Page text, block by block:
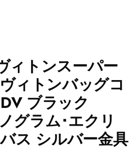
ィトンスーパー
ィトンバッグコ
ブラック
グラム･エクリ
ス シルバー金具